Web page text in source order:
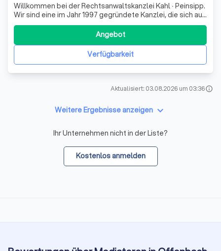
Willkommen bei der Rechtsanwaltskanzlei Kahl ∙ Peinsipp.
Wir sind eine im Jahr 1997 gegründete Kanzlei, die sich auf
Zivil- und Verwaltungsrecht spezialisiert hat. Unser Ziel ist
es, Ihnen qualifizierte Antworten auf Ihre Rechtsfragen zu
geben, die sowohl die bestehende Rechtslage als auch
das recht
Verfügbarkeit
Angebot
Aktualisiert: 03.08.2026 um 03:36info
Weitere Ergebnisse anzeigen keyboard_arrow_down
Ihr Unternehmen nicht in der Liste?
Kostenlos anmelden